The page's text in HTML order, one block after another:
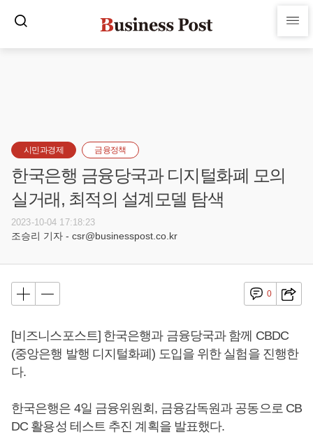
시민과경제 금융정책
한국은행 금융당국과 디지털화폐 모의
실거래, 최적의 설계모델 탐색
2023-10-04 17:18:23
조승리 기자 - csr@businesspost.co.kr
0
[비즈니스포스트] 한국은행과 금융당국과 함께 CBDC
(중앙은행 발행 디지털화폐) 도입을 위한 실험을 진행한
다.
한국은행은 4일 금융위원회, 금융감독원과 공동으로 CB
DC 활용성 테스트 추진 계획을 발표했다.